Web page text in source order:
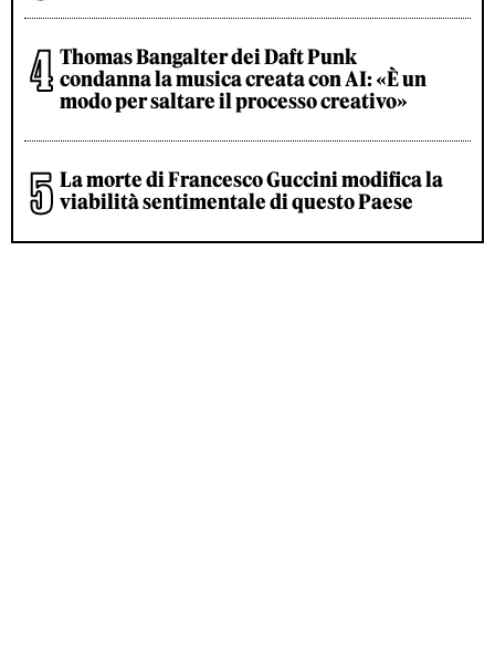
Thomas Bangalter dei Daft Punk
condanna la musica creata con AI: «È un
modo per saltare il processo creativo»
La morte di Francesco Guccini modifica la
viabilità sentimentale di questo Paese